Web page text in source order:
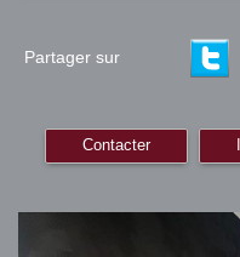
Partager sur
Contacter